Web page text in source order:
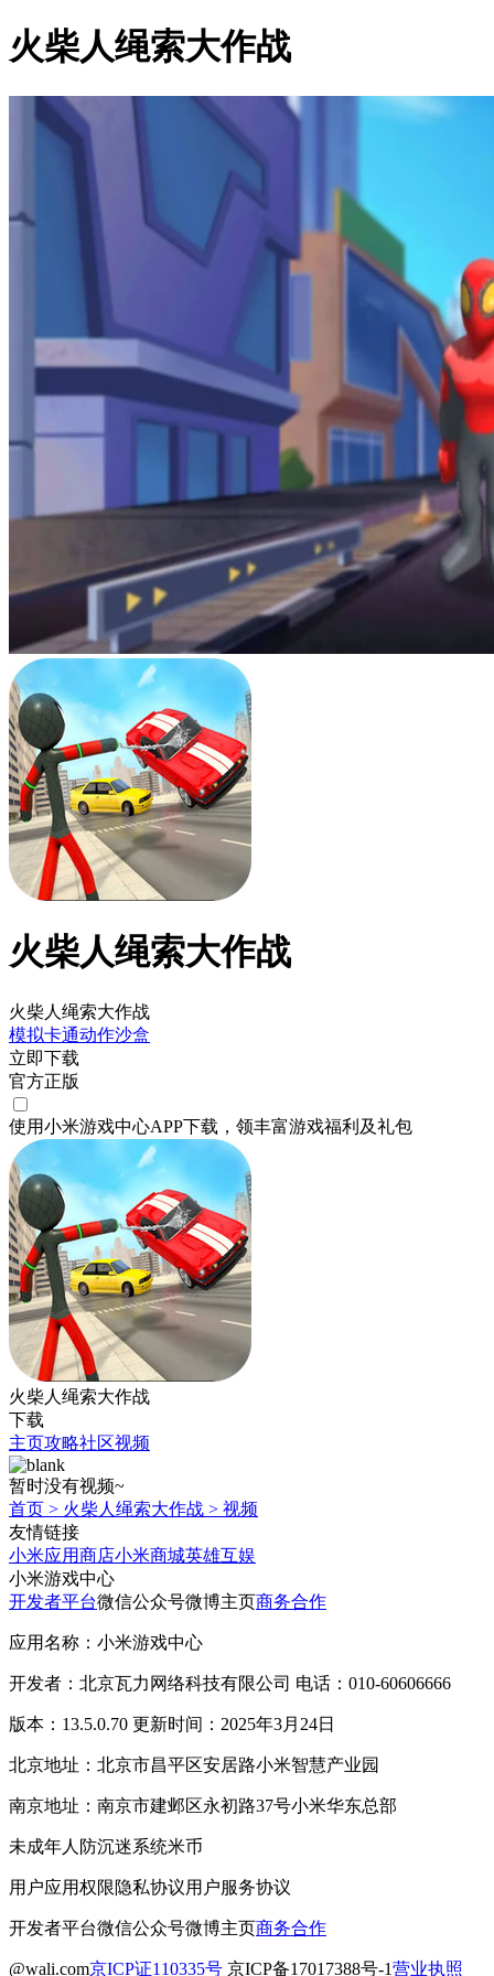
火柴人绳索大作战
火柴人绳索大作战
火柴人绳索大作战
模拟卡通动作沙盒
立即下载
官方正版
使用小米游戏中心APP下载 ，领丰富游戏福利 及礼包
火柴人绳索大作战
下载
主页攻略社区视频
暂时没有视频~
首页 > 火柴人绳索大作战 > 视频
友情链接
小米应用商店小米商城英雄互娱
小米游戏中心
开发者平台微信公众号微博主页商务合作
应用名称：小米游戏中心
开发者：北京瓦力网络科技有限公司 电话：010-60606666
版本：13.5.0.70 更新时间：2025年3月24日
北京地址：北京市昌平区安居路小米智慧产业园
南京地址：南京市建邺区永初路37号小米华东总部
未成年人防沉迷系统米币
用户应用权限隐私协议用户服务协议
开发者平台微信公众号微博主页商务合作
@wali.com京ICP证110335号 京ICP备17017388号-1营业执照